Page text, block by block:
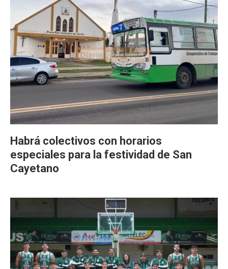
Habrá colectivos con horarios
especiales para la festividad de San
Cayetano